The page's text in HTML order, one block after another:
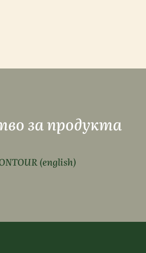
за продукта
(english)